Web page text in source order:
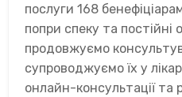
послуги 168
попри спеку та постійні
продовжуємо
супроводжуємо їх у
онлайн-консультації та